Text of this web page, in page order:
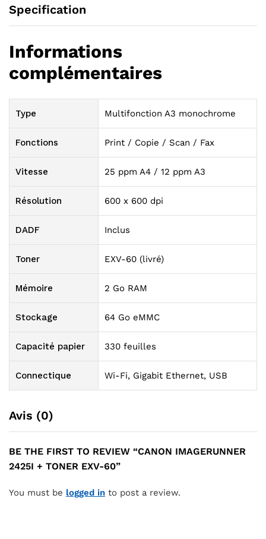
Specification
Informations
complémentaires
Type Multifonction A3 monochrome
Fonctions Print / Copie / Scan / Fax
Vitesse 25 ppm A4 / 12 ppm A3
Résolution 600 x 600 dpi
DADF Inclus
Toner EXV-60 (livré)
Mémoire 2 Go RAM
Stockage 64 Go eMMC
Capacité papier 330 feuilles
Connectique Wi-Fi, Gigabit Ethernet, USB
Avis (0)
BE THE FIRST TO REVIEW “CANON IMAGERUNNER
2425I + TONER EXV-60”
You must be logged in to post a review.